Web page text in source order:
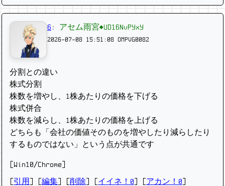
6 : アセム雨宮◆UD16NvPYxY
2026-07-08 15:51:08 OMPVG0082
分割との違い
株式分割
株数を増やし、1株あたりの価格を下げる
株式併合
株数を減らし、1株あたりの価格を上げる
どちらも「会社の価値そのものを増やしたり減らしたり
するものではない」という点が共通です
[Win10/Chrome]
引用 編集 削除 イイネ！0 アカン！0